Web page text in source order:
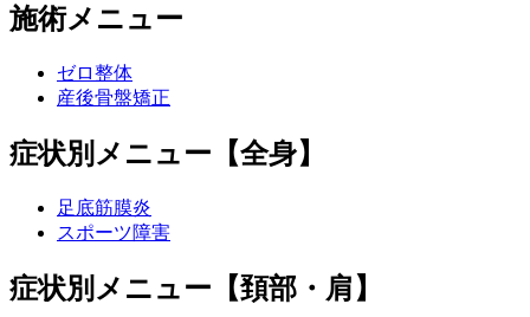
施術メニュー
ゼロ整体
産後骨盤矯正
症状別メニュー【全身】
足底筋膜炎
スポーツ障害
症状別メニュー【頚部・肩】